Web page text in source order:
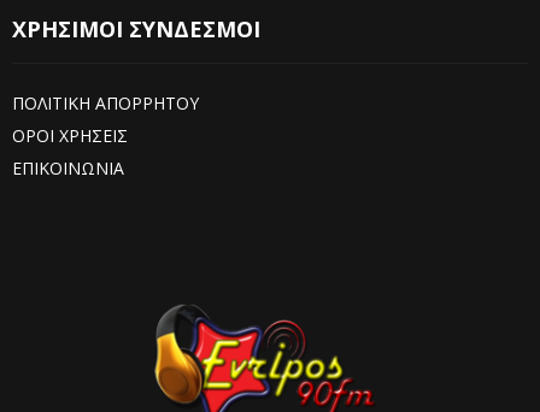
ΧΡΗΣΙΜΟΙ ΣΥΝΔΕΣΜΟΙ
ΠΟΛΙΤΙΚΗ ΑΠΟΡΡΗΤΟΥ
ΟΡΟΙ ΧΡΗΣΕΙΣ
ΕΠΙΚΟΙΝΩΝΙΑ